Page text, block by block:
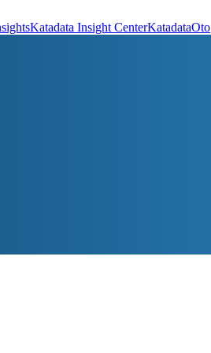
Katadata Insight CenterKatadataOto